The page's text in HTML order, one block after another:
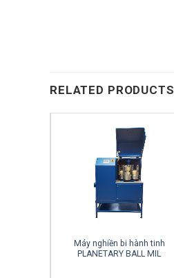
RELATED PRODUCTS
Máy nghiền bi hành tinh
PLANETARY BALL MIL